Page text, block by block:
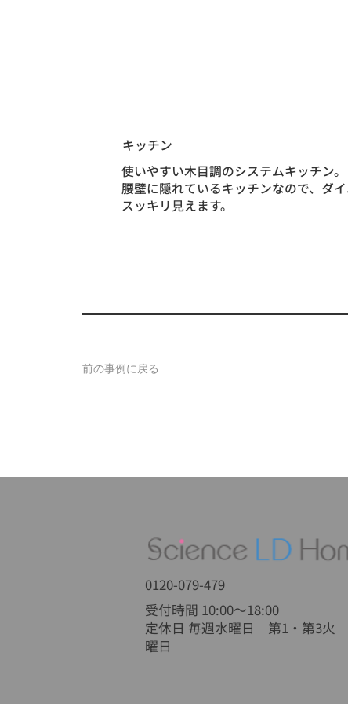
キッチン
使いやすい木目調のシステムキッチン。
腰壁に隠れているキッチンなので、ダ
スッキリ見えます。
前の事例に戻る
0120-079-479
受付時間 10:00〜18:00
​定休日 毎週水曜日 第1・第3火
曜日